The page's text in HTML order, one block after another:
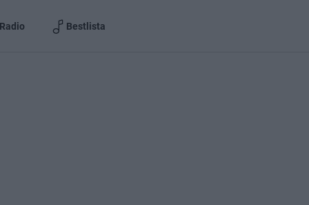
Radio Bestlista